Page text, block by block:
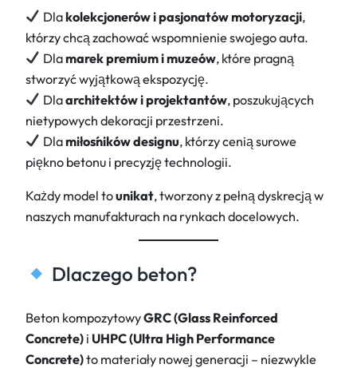
Dlakolekcjonerów i pasjonatów motoryzacji,
którzy chcą zachować wspomnienie swojego auta.
Dlamarek premium i muzeów, które pragną
stworzyć wyjątkową ekspozycję.
Dlaarchitektów i projektantów, poszukujących
nietypowych dekoracji przestrzeni.
Dlamiłośników designu, którzy cenią surowe
piękno betonu i precyzję technologii.
Każdy model tounikat, tworzony z pełną dyskrecją w
naszych manufakturach na rynkach docelowych.
Dlaczego beton?
Beton kompozytowyGRC (Glass Reinforced
Concrete) i UHPC (Ultra High Performance
Concrete)to materiały nowej generacji – niezwykle